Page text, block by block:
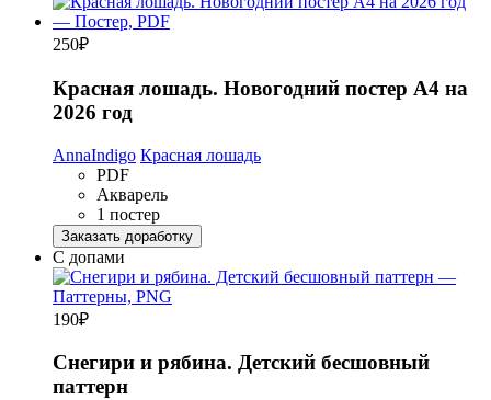
250₽
Красная лошадь. Новогодний постер А4 на
2026 год
AnnaIndigo Красная лошадь
PDF
Акварель
1 постер
Заказать доработку
С допами
190₽
Снегири и рябина. Детский бесшовный
паттерн